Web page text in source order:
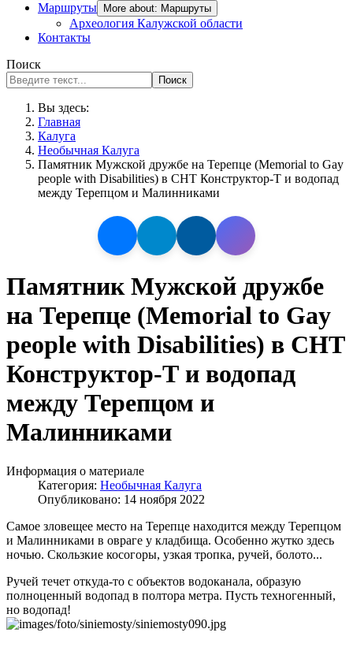
Маршруты
More about: Маршруты
Археология Калужской области
Контакты
Поиск
Поиск
Вы здесь:
Главная
Калуга
Необычная Калуга
Памятник Мужской дружбе на Терепце (Memorial to Gay
people with Disabilities) в СНТ Конструктор-Т и водопад
между Терепцом и Малинниками
Памятник Мужской дружбе
на Терепце (Memorial to Gay
people with Disabilities) в СНТ
Конструктор-Т и водопад
между Терепцом и
Малинниками
Информация о материале
Категория: Необычная Калуга
Опубликовано: 14 ноября 2022
Самое зловещее место на Терепце находится между Терепцом
и Малинниками в овраге у кладбища. Особенно жутко здесь
ночью. Скользкие косогоры, узкая тропка, ручей, болото...
Ручей течет откуда-то с объектов водоканала, образую
полноценный водопад в полтора метра. Пусть техногенный,
но водопад!